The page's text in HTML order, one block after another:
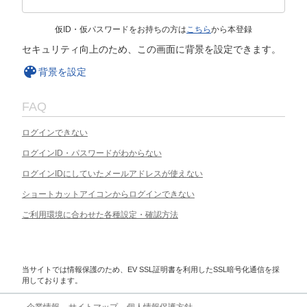
仮ID・仮パスワードをお持ちの方はこちらから本登録
セキュリティ向上のため、この画面に背景を設定できます。
背景を設定
FAQ
ログインできない
ログインID・パスワードがわからない
ログインIDにしていたメールアドレスが使えない
ショートカットアイコンからログインできない
ご利用環境に合わせた各種設定・確認方法
当サイトでは情報保護のため、EV SSL証明書を利用したSSL暗号化通信を採
用しております。